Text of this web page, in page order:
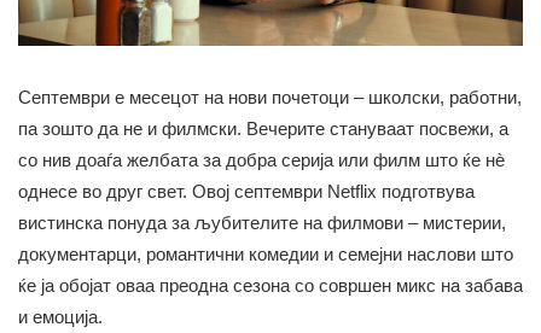
Септември е месецот на нови почетоци – школски, работни,
па зошто да не и филмски. Вечерите стануваат посвежи, а
со нив доаѓа желбата за добра серија или филм што ќе нè
однесе во друг свет. Овој септември Netflix подготвува
вистинска понуда за љубителите на филмови – мистерии,
документарци, романтични комедии и семејни наслови што
ќе ја обојат оваа преодна сезона со совршен микс на забава
и емоција.